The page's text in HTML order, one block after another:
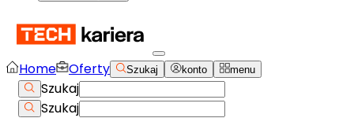
Home Oferty Szukaj konto menu
Szukaj
Szukaj